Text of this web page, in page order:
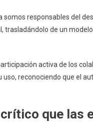
somos responsables del
de un
activa de los
reconociendo que el
que las